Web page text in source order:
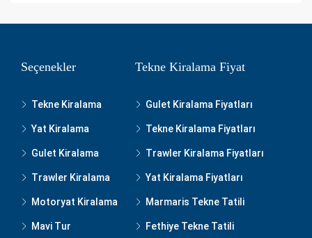
Seçenekler
Tekne Kiralama
Yat Kiralama
Gulet Kiralama
Trawler Kiralama
Motoryat Kiralama
Mavi Tur
Tekne Kiralama Fiyat
Gulet Kiralama Fiyatları
Tekne Kiralama Fiyatları
Trawler Kiralama Fiyatları
Yat Kiralama Fiyatları
Marmaris Tekne Tatili
Fethiye Tekne Tatili